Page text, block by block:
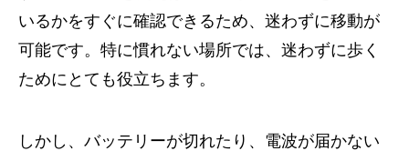
いるかをすぐに確認できるため、迷わずに移動が
可能です。特に慣れない場所では、迷わずに歩く
ためにとても役立ちます。
しかし、バッテリーが切れたり、電波が届かない